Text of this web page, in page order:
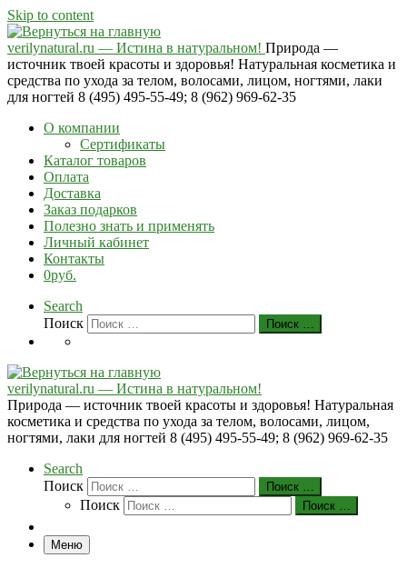
Skip to content
verilynatural.ru — Истина в натуральном! Природа —
источник твоей красоты и здоровья! Натуральная косметика и
средства по ухода за телом, волосами, лицом, ногтями, лаки
для ногтей 8 (495) 495-55-49; 8 (962) 969-62-35
О компании
Сертификаты
Каталог товаров
Оплата
Доставка
Заказ подарков
Полезно знать и применять
Личный кабинет
Контакты
0руб.
Search
Поиск
Поиск …
verilynatural.ru — Истина в натуральном!
Природа — источник твоей красоты и здоровья! Натуральная
косметика и средства по ухода за телом, волосами, лицом,
ногтями, лаки для ногтей 8 (495) 495-55-49; 8 (962) 969-62-35
Search
Поиск
Поиск …
Поиск Поиск …
Меню